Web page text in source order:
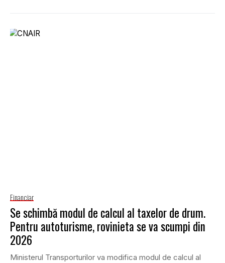
Financiar
Se schimbă modul de calcul al taxelor de drum.
Pentru autoturisme, rovinieta se va scumpi din
2026
Ministerul Transporturilor va modifica modul de calcul al